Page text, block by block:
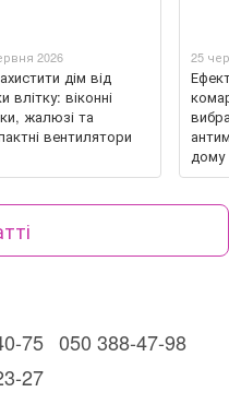
2026
дім від
влітку: віконні
жалюзі та
вентилятори
25
дому
75 050 388-47-98
27